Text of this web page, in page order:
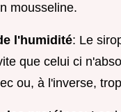
mousseline.
l'humidité: Le
que celui ci
ou, à l'inverse,